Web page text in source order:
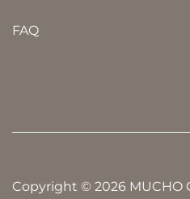
FAQ
Copyright © 2026 MUCHO